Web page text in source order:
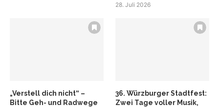
28. Juli 2026
„Verstell dich nicht“ –
Bitte Geh- und Radwege
36. Würzburger Stadtfest:
Zwei Tage voller Musik,